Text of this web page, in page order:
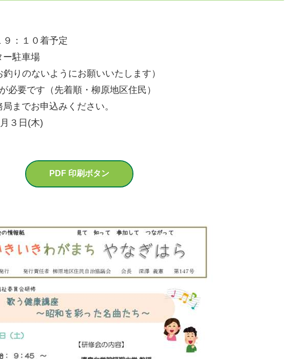
１０着予定
ー駐車場
りのないようにお願いいたします）
です（先着順・柳原地区住民）
お申込みください。
３日(木)
PDF 印刷ボタン